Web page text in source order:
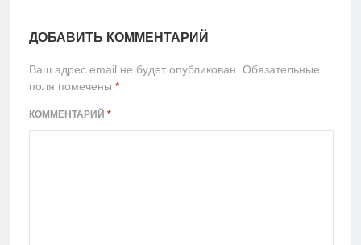
ДОБАВИТЬ КОММЕНТАРИЙ
Ваш адрес email не будет опубликован. Обязательные
поля помечены *
КОММЕНТАРИЙ *